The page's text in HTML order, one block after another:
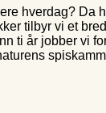
hverdag? Da
tilbyr vi et
ti år jobber vi